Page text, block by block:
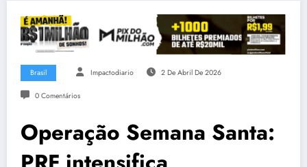
Brasil Impactodiario 2 De Abril De 2026
0 Comentários
Operação Semana Santa: